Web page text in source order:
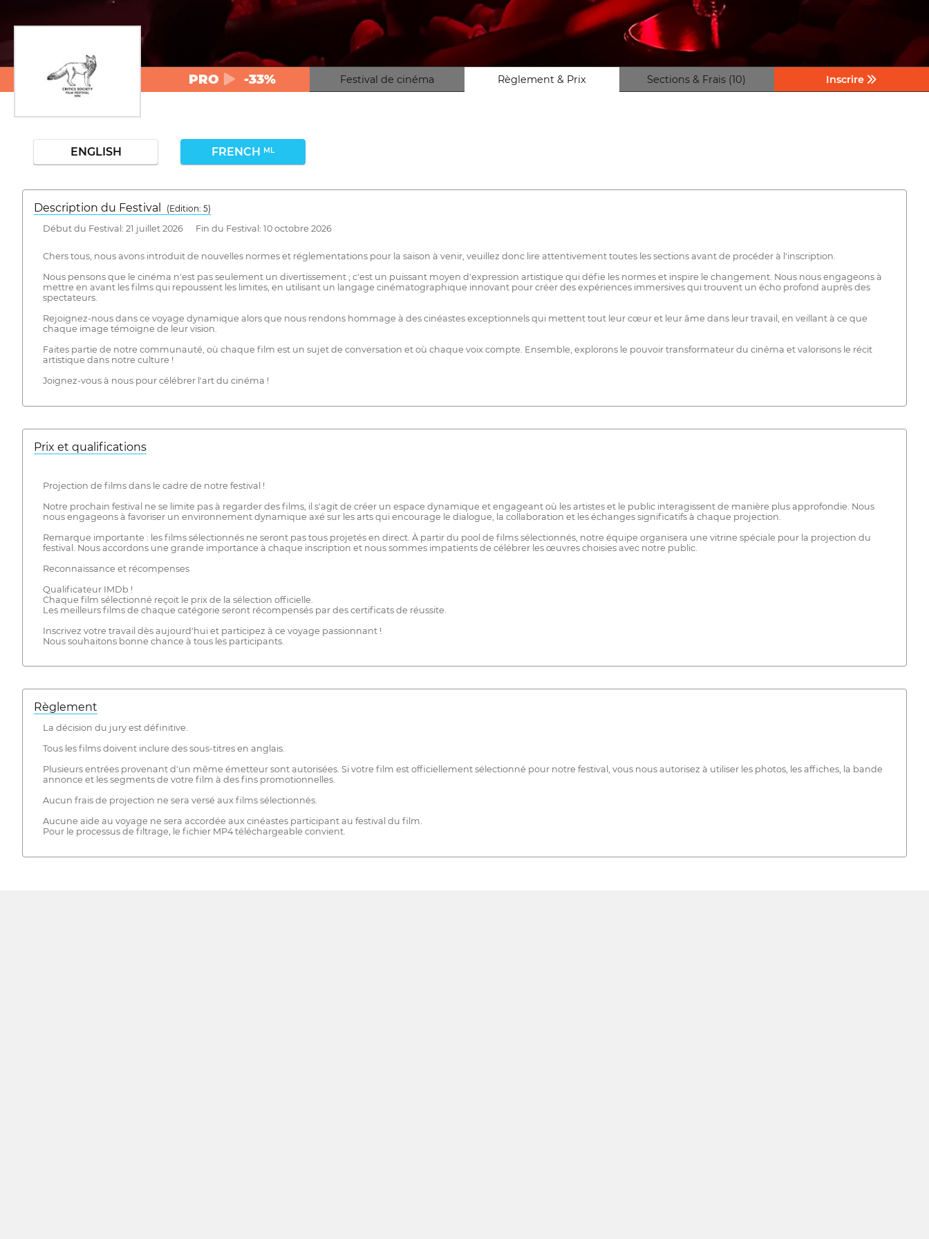
PRO -33% Festival de cinéma Règlement & Prix Sections & Frais (10) Inscrire
ENGLISH FRENCH ML
Description du Festival
( Edition: 5)
Début du Festival: 21 juillet 2026 Fin du Festival: 10 octobre 2026
Chers tous, nous avons introduit de nouvelles normes et réglementations pour la saison à venir, veuillez donc lire attentivement toutes les sections avant de procéder à l'inscription.
Nous pensons que le cinéma n'est pas seulement un divertissement ; c'est un puissant moyen d'expression artistique qui défie les normes et inspire le changement. Nous nous engageons à
mettre en avant les films qui repoussent les limites, en utilisant un langage cinématographique innovant pour créer des expériences immersives qui trouvent un écho profond auprès des
spectateurs.
Rejoignez-nous dans ce voyage dynamique alors que nous rendons hommage à des cinéastes exceptionnels qui mettent tout leur cœur et leur âme dans leur travail, en veillant à ce que
chaque image témoigne de leur vision.
Faites partie de notre communauté, où chaque film est un sujet de conversation et où chaque voix compte. Ensemble, explorons le pouvoir transformateur du cinéma et valorisons le récit
artistique dans notre culture !
Joignez-vous à nous pour célébrer l'art du cinéma !
Prix ​​et qualifications
Projection de films dans le cadre de notre festival !
Notre prochain festival ne se limite pas à regarder des films, il s'agit de créer un espace dynamique et engageant où les artistes et le public interagissent de manière plus approfondie. Nous
nous engageons à favoriser un environnement dynamique axé sur les arts qui encourage le dialogue, la collaboration et les échanges significatifs à chaque projection.
Remarque importante : les films sélectionnés ne seront pas tous projetés en direct. À partir du pool de films sélectionnés, notre équipe organisera une vitrine spéciale pour la projection du
festival. Nous accordons une grande importance à chaque inscription et nous sommes impatients de célébrer les œuvres choisies avec notre public.
Reconnaissance et récompenses
Qualificateur IMDb !
Chaque film sélectionné reçoit le prix de la sélection officielle.
Les meilleurs films de chaque catégorie seront récompensés par des certificats de réussite.
Inscrivez votre travail dès aujourd'hui et participez à ce voyage passionnant !
Nous souhaitons bonne chance à tous les participants.
Règlement
La décision du jury est définitive.
Tous les films doivent inclure des sous-titres en anglais.
Plusieurs entrées provenant d'un même émetteur sont autorisées. Si votre film est officiellement sélectionné pour notre festival, vous nous autorisez à utiliser les photos, les affiches, la bande
annonce et les segments de votre film à des fins promotionnelles.
Aucun frais de projection ne sera versé aux films sélectionnés.
Aucune aide au voyage ne sera accordée aux cinéastes participant au festival du film.
Pour le processus de filtrage, le fichier MP4 téléchargeable convient.